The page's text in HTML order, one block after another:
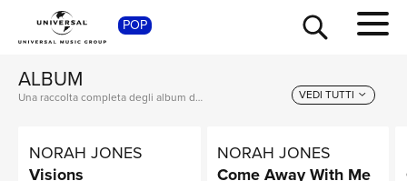
POP
NORAH JONES
ALBUM
Una raccolta completa degli album di Norah Jones, dalle prime produzioni ai successi più recenti. VEDI TUTTI
NORAH JONES
Visions
NORAH JONES
Come Away With Me
SHOP